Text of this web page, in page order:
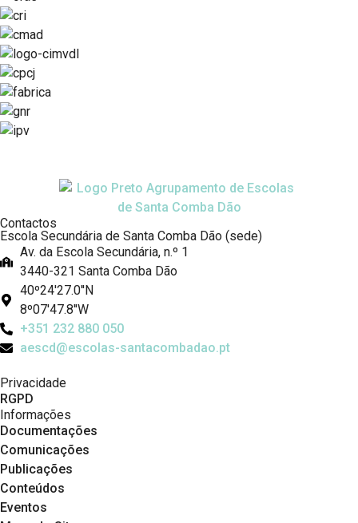
Contactos
Escola Secundária de Santa Comba Dão (sede)
Av. da Escola Secundária, n.º 1
3440-321 Santa Comba Dão
40º24'27.0''N
8º07'47.8''W
+351 232 880 050
aescd@escolas-santacombadao.pt
Privacidade
RGPD
Informações
Documentações
Comunicações
Publicações
Conteúdos
Eventos